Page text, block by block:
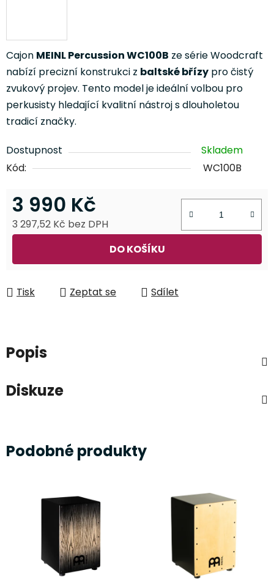
Cajon MEINL Percussion WC100B ze série Woodcraft
nabízí precizní konstrukci z baltské břízy pro čistý
zvukový projev. Tento model je ideální volbou pro
perkusisty hledající kvalitní nástroj s dlouholetou
tradicí značky.
Dostupnost
Skladem
Kód:
WC100B
3 990 Kč
3 297,52 Kč bez DPH
DO KOŠÍKU
Tisk Zeptat se Sdílet
Popis
Diskuze
Podobné produkty